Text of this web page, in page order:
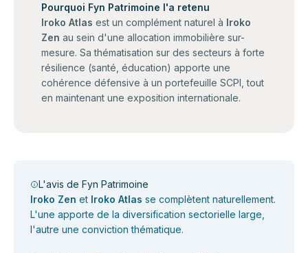
Pourquoi Fyn Patrimoine l'a retenu
Iroko Atlas est un complément naturel à Iroko
Zen au sein d'une allocation immobilière sur-
mesure. Sa thématisation sur des secteurs à forte
résilience (santé, éducation) apporte une
cohérence défensive à un portefeuille SCPI, tout
en maintenant une exposition internationale.
L'avis de Fyn Patrimoine
Iroko Zen et Iroko Atlas se complètent naturellement.
L'une apporte de la diversification sectorielle large,
l'autre une conviction thématique.